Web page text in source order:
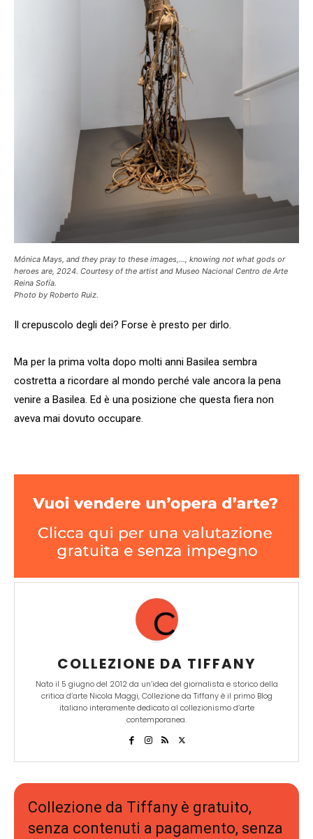
Mónica Mays, and they pray to these images,…, knowing not what gods or
heroes are, 2024. Courtesy of the artist and Museo Nacional Centro de Arte
Reina Sofía.
Photo by Roberto Ruiz.
Il crepuscolo degli dei? Forse è presto per dirlo.
Ma per la prima volta dopo molti anni Basilea sembra
costretta a ricordare al mondo perché vale ancora la pena
venire a Basilea. Ed è una posizione che questa fiera non
aveva mai dovuto occupare.
COLLEZIONE DA TIFFANY
Nato il 5 giugno del 2012 da un’idea del giornalista e storico della
critica d’arte Nicola Maggi, Collezione da Tiffany è il primo Blog
italiano interamente dedicato al collezionismo d’arte
contemporanea.
Collezione da Tiffany è gratuito,
senza contenuti a pagamento, senza